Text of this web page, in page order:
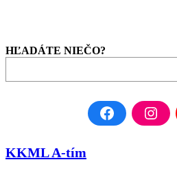
HĽADÁTE NIEČO?
KKML A-tím